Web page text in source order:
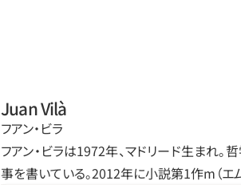
Juan Vilà
フアン‧ビラ
フアン‧ビラは1972年、マドリード生まれ。
事を書いている。2012年に小説第1作m（エ